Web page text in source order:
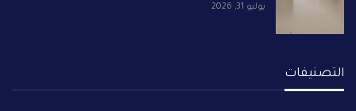
يوليو 31, 2026
التصنيفات